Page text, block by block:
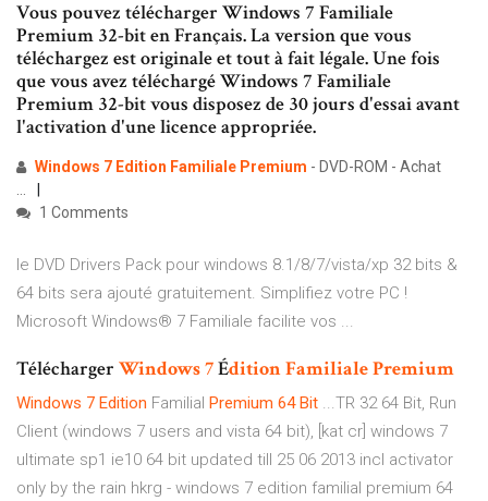
Vous pouvez télécharger Windows 7 Familiale
Premium 32-bit en Français. La version que vous
téléchargez est originale et tout à fait légale. Une fois
que vous avez téléchargé Windows 7 Familiale
Premium 32-bit vous disposez de 30 jours d'essai avant
l'activation d'une licence appropriée.
Windows 7 Edition Familiale Premium - DVD-ROM - Achat
...
1 Comments
le DVD Drivers Pack pour windows 8.1/8/7/vista/xp 32 bits &
64 bits sera ajouté gratuitement. Simplifiez votre PC !
Microsoft Windows® 7 Familiale facilite vos ...
Télécharger Windows7ÉditionFamilialePremium
Windows 7 Edition Familial Premium 64 Bit ...TR 32 64 Bit, Run
Client (windows 7 users and vista 64 bit), [kat cr] windows 7
ultimate sp1 ie10 64 bit updated till 25 06 2013 incl activator
only by the rain hkrg - windows 7 edition familial premium 64